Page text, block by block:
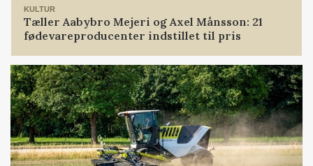
KULTUR
Tæller Aabybro Mejeri og Axel Månsson: 21
fødevareproducenter indstillet til pris